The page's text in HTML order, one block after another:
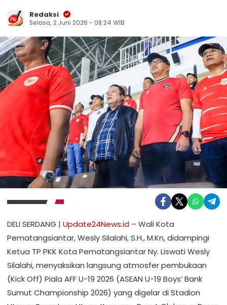
Redaksi
Selasa, 2 Juni 2026 - 08:24 WIB
DELI SERDANG | Update24News.id – Wali Kota
Pematangsiantar, Wesly Silalahi, S.H., M.Kn, didampingi
Ketua TP PKK Kota Pematangsiantar Ny. Liswati Wesly
Silalahi, menyaksikan langsung atmosfer pembukaan
(Kick Off) Piala AFF U-19 2026 (ASEAN U-19 Boys’ Bank
Sumut Championship 2026) yang digelar di Stadion